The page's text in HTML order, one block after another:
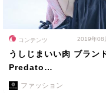
コンテンツ 2019年08
うしじまいい肉 ブラン
Predato…
ファッション